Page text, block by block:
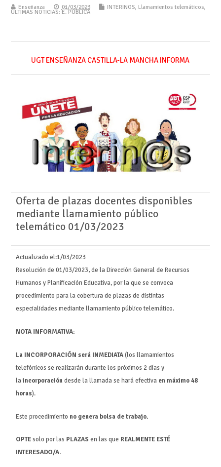
Enseñanza 01/03/2023 INTERINOS, Llamamientos telemáticos,
ÚLTIMAS NOTICIAS: E. PÚBLICA
UGT ENSEÑANZA CASTILLA-LA MANCHA INFORMA
Oferta de plazas docentes disponibles
mediante llamamiento público
telemático 01/03/2023
Actualizado el:1/03/2023
Resolución de 01/03/2023, de la Dirección General de Recursos
Humanos y Planificación Educativa, por la que se convoca
procedimiento para la cobertura de plazas de distintas
especialidades mediante llamamiento público telemático.
NOTA INFORMATIVA:
La INCORPORACIÓN será INMEDIATA(los llamamientos
telefónicos se realizarán durante los próximos 2 días y
laincorporacióndesde la llamada se hará efectiva en máximo 48
horas).
Este procedimiento no genera bolsa de trabajo.
OPTEsolo por las PLAZAS en las que REALMENTE ESTÉ
INTERESADO/A.